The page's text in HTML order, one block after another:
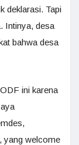
deklarasi. Tapi
Intinya, desa
bahwa desa
ini karena
yang welcome